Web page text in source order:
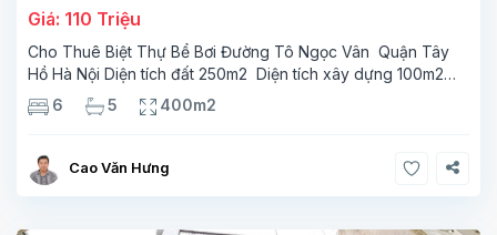
Giá: 110 Triệu
Cho Thuê Biệt Thự Bể Bơi Đường Tô Ngọc Vân Quận Tây
Hồ Hà Nội Diện tích đất 250m2 Diện tích xây dựng 100m2
Xây 4 tầng, 6 phòng ngủ 5 phòng tắm Tầng 1, , phòng
khách , phòng bếp-1wc Tầng 2, 2 phòng
6 5 400m2
Cao Văn Hưng